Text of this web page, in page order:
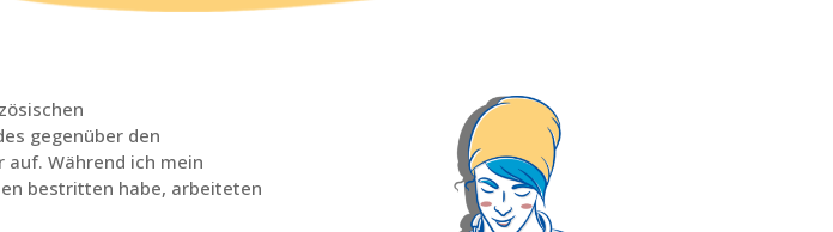
gegenüber den
Während ich mein
bestritten habe, arbeiteten